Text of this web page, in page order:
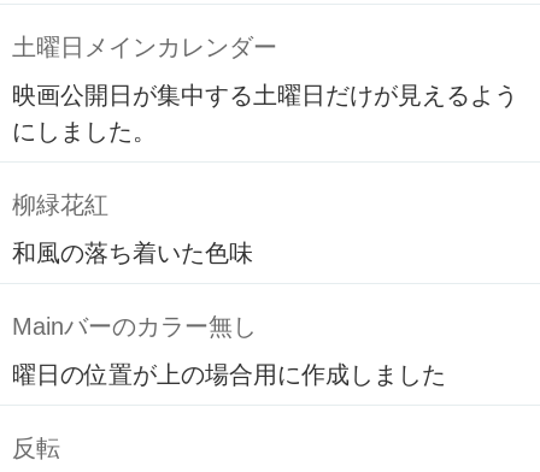
土曜日メインカレンダー
映画公開日が集中する土曜日だけが見えるよう
にしました。
柳緑花紅
和風の落ち着いた色味
Mainバーのカラー無し
曜日の位置が上の場合用に作成しました
反転